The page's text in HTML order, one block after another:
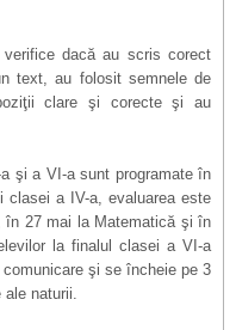
dacă au scris corect
text, au folosit semnele de
clare şi corecte şi au
şi a VI-a sunt programate în
clasei a IV-a, evaluarea este
în 27 mai la Matematică şi în
la finalul clasei a VI-a
şi se încheie pe 3
ale naturii.